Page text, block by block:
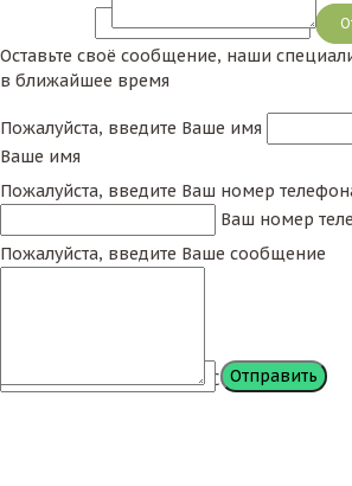
Оставьте своё сообщение, наши
в ближайшее время
Пожалуйста, введите Ваше имя
Ваше имя
Пожалуйста, введите Ваш номер
Ваш номер
Пожалуйста, введите Ваше сообщение
Сообщение